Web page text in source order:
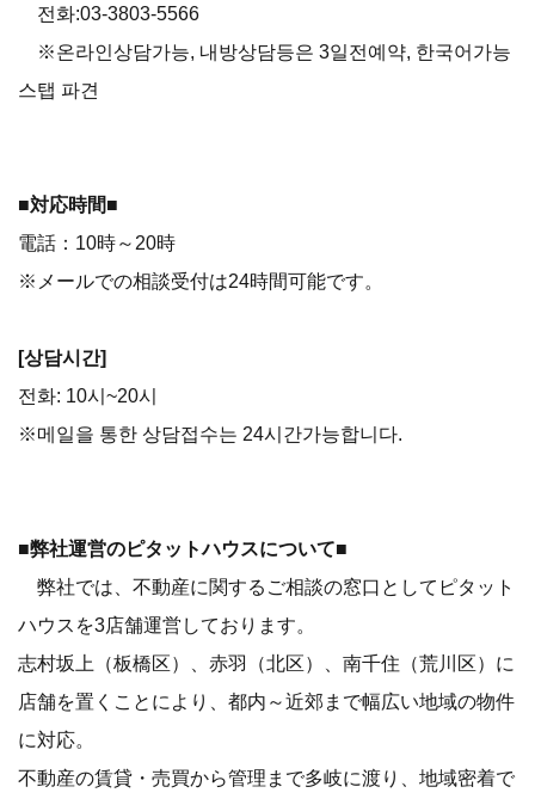
전화:03-3803-5566
※온라인상담가능, 내방상담등은 3일전예약, 한국어가능
스탭 파견
■対応時間■
電話：10時～20時
※メールでの相談受付は24時間可能です。
[상담시간]
전화: 10시~20시
※메일을 통한 상담접수는 24시간가능합니다.
■弊社運営のピタットハウスについて■
弊社では、不動産に関するご相談の窓口としてピタット
ハウスを3店舗運営しております。
志村坂上（板橋区）、赤羽（北区）、南千住（荒川区）に
店舗を置くことにより、都内～近郊まで幅広い地域の物件
に対応。
不動産の賃貸・売買から管理まで多岐に渡り、地域密着で